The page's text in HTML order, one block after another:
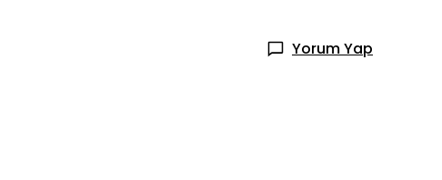
Yorum Yap